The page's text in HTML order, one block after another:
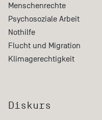
Menschenrechte
Psychosoziale Arbeit
Nothilfe
Flucht und Migration
Klimagerechtigkeit
Diskurs